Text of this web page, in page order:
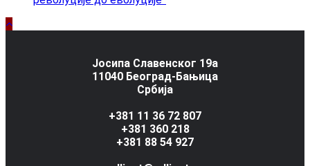
Јосипа Славенског 19а
11040 Београд-Бањица
Србија
+381 11 36 72 807
+381 360 218
+381 88 54 927